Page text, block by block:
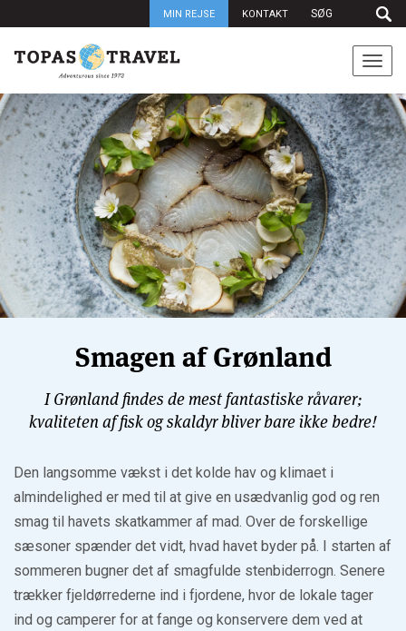
MIN REJSE KONTAKT
Smagen af Grønland
I Grønland findes de mest fantastiske råvarer;
kvaliteten af fisk og skaldyr bliver bare ikke bedre!
Den langsomme vækst i det kolde hav og klimaet i
almindelighed er med til at give en usædvanlig god og ren
smag til havets skatkammer af mad. Over de forskellige
sæsoner spænder det vidt, hvad havet byder på. I starten af
sommeren bugner det af smagfulde stenbiderrogn. Senere
trækker fjeldørrederne ind i fjordene, hvor de lokale tager
ind og camperer for at fange og konservere dem ved at